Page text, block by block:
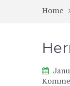
Home